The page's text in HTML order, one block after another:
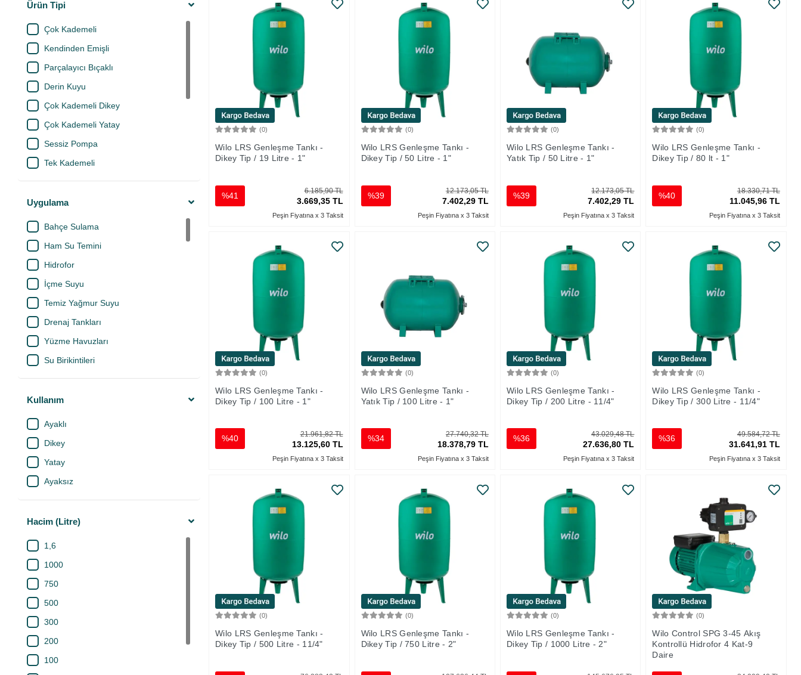
Kalde
KAS
Metsan
Norm
Pimtaş
Protherm
Rothenberger
Selsil
Siemens
Soudal
Sukar
Ürün Tipi
Çok Kademeli
Kendinden Emişli
Parçalayıcı Bıçaklı
Derin Kuyu
Çok Kademeli Dikey
Çok Kademeli Yatay
Sessiz Pompa
Tek Kademeli
Kendinden Emişli Jet
Frekans Konvertörlü
Değişebilir Membranlı
Uygulama
Bahçe Sulama
Ham Su Temini
Hidrofor
İçme Suyu
Temiz Yağmur Suyu
Drenaj Tankları
Yüzme Havuzları
Su Birikintileri
Az Kirli Su Tahliyesi
Küçük Bodrumlar
Pis Sular
Foseptik
Süs Havuzları
Atık Su Drenajı
Hafif Asitli Sular
Atık Su
Uzun Lifli Katılar
Kullanım
Ayaklı
Dikey
Yatay
Ayaksız
Hacim (Litre)
1,6
1000
750
500
300
200
100
(0)
Wilo LRS Genleşme Tankı -
Dikey Tip / 19 Litre - 1"
6.185,90 TL
3.669,35 TL
%41
Peşin Fiyatına x 3 Taksit
(0)
Wilo LRS Genleşme Tankı -
Dikey Tip / 50 Litre - 1"
12.173,05 TL
7.402,29 TL
%39
Peşin Fiyatına x 3 Taksit
(0)
Wilo LRS Genleşme Tankı -
Yatık Tip / 50 Litre - 1"
12.173,05 TL
7.402,29 TL
%39
Peşin Fiyatına x 3 Taksit
(0)
Wilo LRS Genleşme Tankı -
Dikey Tip / 80 lt - 1"
18.330,71 TL
11.045,96 TL
%40
Peşin Fiyatına x 3 Taksit
(0)
Wilo LRS Genleşme Tankı -
Dikey Tip / 100 Litre - 1"
21.961,82 TL
13.125,60 TL
%40
Peşin Fiyatına x 3 Taksit
(0)
Wilo LRS Genleşme Tankı -
Yatık Tip / 100 Litre - 1"
27.740,32 TL
18.378,79 TL
%34
Peşin Fiyatına x 3 Taksit
(0)
Wilo LRS Genleşme Tankı -
Dikey Tip / 200 Litre - 11/4"
43.029,48 TL
27.636,80 TL
%36
Peşin Fiyatına x 3 Taksit
(0)
Wilo LRS Genleşme Tankı -
Dikey Tip / 300 Litre - 11/4"
49.584,72 TL
31.641,91 TL
%36
Peşin Fiyatına x 3 Taksit
(0)
Wilo LRS Genleşme Tankı -
Dikey Tip / 500 Litre - 11/4"
(0)
Wilo LRS Genleşme Tankı -
Dikey Tip / 750 Litre - 2"
(0)
Wilo LRS Genleşme Tankı -
Dikey Tip / 1000 Litre - 2"
(0)
Wilo Control SPG 3-45 Akış
Kontrollü Hidrofor 4 Kat-9
Daire